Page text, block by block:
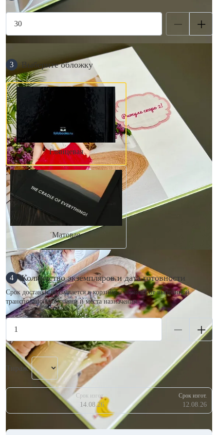
3 Выберите обложку
Глянцевая
Матовая
4 Количество экземпляров и дата готовности
Срок доставки указывается в корзине и зависит от выбранной
транспортной компании и места назначения.
Тираж
Срок изгот.
14.08.26
Срок изгот.
12.08.26